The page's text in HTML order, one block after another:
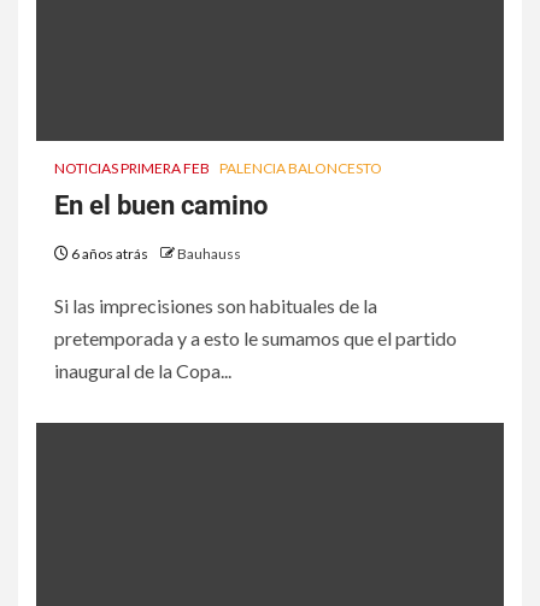
NOTICIAS PRIMERA FEB PALENCIA BALONCESTO
En el buen camino
6 años atrás Bauhauss
Si las imprecisiones son habituales de la
pretemporada y a esto le sumamos que el partido
inaugural de la Copa...